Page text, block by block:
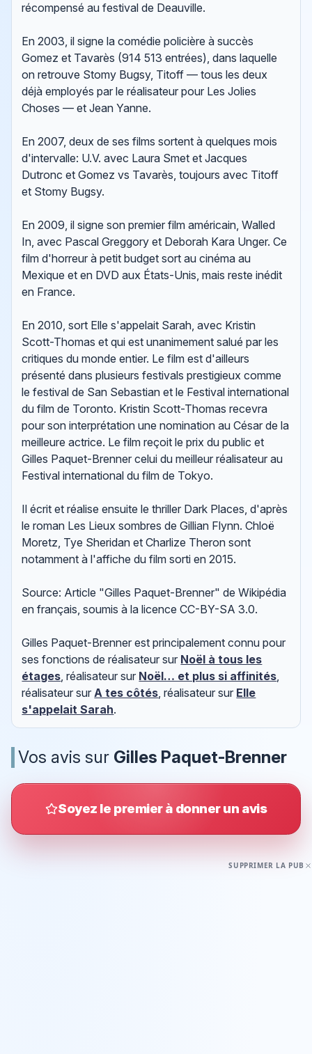
récompensé au festival de Deauville.
En 2003, il signe la comédie policière à succès
Gomez et Tavarès (914 513 entrées), dans laquelle
on retrouve Stomy Bugsy, Titoff — tous les deux
déjà employés par le réalisateur pour Les Jolies
Choses — et Jean Yanne.
En 2007, deux de ses films sortent à quelques mois
d'intervalle: U.V. avec Laura Smet et Jacques
Dutronc et Gomez vs Tavarès, toujours avec Titoff
et Stomy Bugsy.
En 2009, il signe son premier film américain, Walled
In, avec Pascal Greggory et Deborah Kara Unger. Ce
film d'horreur à petit budget sort au cinéma au
Mexique et en DVD aux États-Unis, mais reste inédit
en France.
En 2010, sort Elle s'appelait Sarah, avec Kristin
Scott-Thomas et qui est unanimement salué par les
critiques du monde entier. Le film est d'ailleurs
présenté dans plusieurs festivals prestigieux comme
le festival de San Sebastian et le Festival international
du film de Toronto. Kristin Scott-Thomas recevra
pour son interprétation une nomination au César de la
meilleure actrice. Le film reçoit le prix du public et
Gilles Paquet-Brenner celui du meilleur réalisateur au
Festival international du film de Tokyo.
Il écrit et réalise ensuite le thriller Dark Places, d'après
le roman Les Lieux sombres de Gillian Flynn. Chloë
Moretz, Tye Sheridan et Charlize Theron sont
notamment à l'affiche du film sorti en 2015.
Source: Article "Gilles Paquet-Brenner" de Wikipédia
en français, soumis à la licence CC-BY-SA 3.0.
Gilles Paquet-Brenner est principalement connu pour
ses fonctions de réalisateur sur Noël à tous les
étages, réalisateur sur Noël… et plus si affinités,
réalisateur surA tes côtés, réalisateur sur Elle
s'appelait Sarah.
Vos avis sur Gilles Paquet-Brenner
Soyez le premier à donner un avis
SUPPRIMER LA PUB